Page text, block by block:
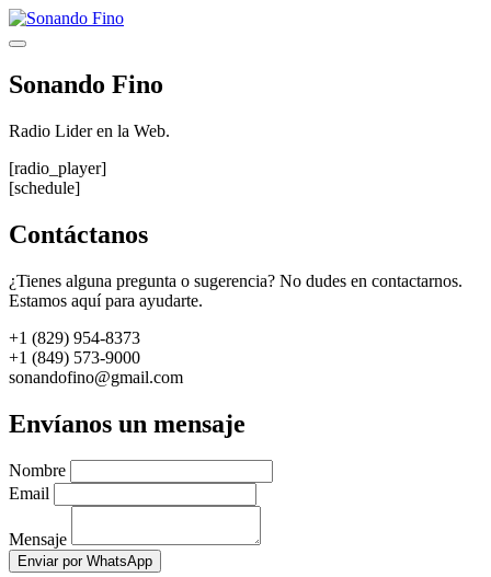
Saltar
al
Menú
Sonando Fino
Radio Lider en la Web.
[radio_player]
[schedule]
Contáctanos
¿Tienes alguna pregunta o sugerencia? No dudes en contactarnos.
Estamos aquí para ayudarte.
+1 (829) 954-8373
+1 (849) 573-9000
sonandofino@gmail.com
Envíanos un mensaje
Nombre
Email
Mensaje
Enviar por WhatsApp